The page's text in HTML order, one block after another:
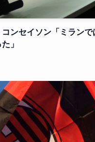
ンセイソン「ミラン
」